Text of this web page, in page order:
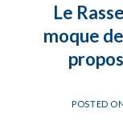
Le
moque
POSTED